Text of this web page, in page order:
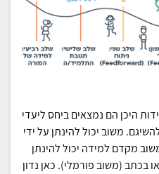
היכן הם נמצאים ביחס ליעדי
משוב יכול להינתן על ידי
מקדם למידה יכול להינתן
בכתב (משוב פורמלי). כאן נדון